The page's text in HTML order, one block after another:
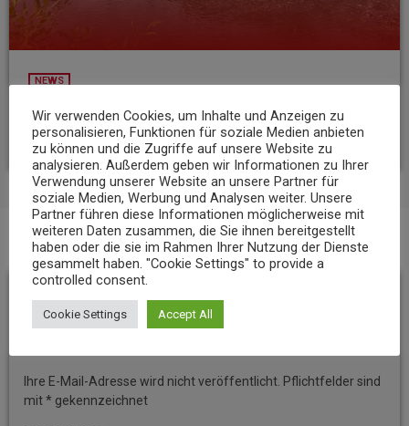
NEWS
Niedrigwasser belastet Gewässer im Landkreis Mayen-Koblenz
today 7. AUGUST 2026 8
BEITRAGS-KOMMENTARE (0)
Hinterlassen Sie eine
Antwort
Ihre E-Mail-Adresse wird nicht veröffentlicht. Pflichtfelder sind
mit * gekennzeichnet
Wir verwenden Cookies, um Inhalte und Anzeigen zu
personalisieren, Funktionen für soziale Medien anbieten
zu können und die Zugriffe auf unsere Website zu
analysieren. Außerdem geben wir Informationen zu Ihrer
Verwendung unserer Website an unsere Partner für
soziale Medien, Werbung und Analysen weiter. Unsere
Partner führen diese Informationen möglicherweise mit
weiteren Daten zusammen, die Sie ihnen bereitgestellt
haben oder die sie im Rahmen Ihrer Nutzung der Dienste
gesammelt haben. "Cookie Settings" to provide a
controlled consent.
Cookie Settings Accept All